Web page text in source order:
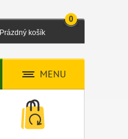
Prázdný košík
0
MENU